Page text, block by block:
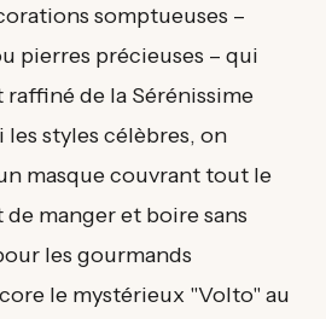
somptueuses –
pierres précieuses – qui
de la Sérénissime
les styles célèbres, on
masque couvrant tout le
manger et boire sans
les gourmands
le mystérieux "Volto" au